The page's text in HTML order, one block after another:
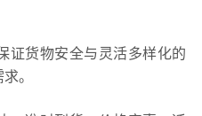
证货物安全与灵活多样化的
。